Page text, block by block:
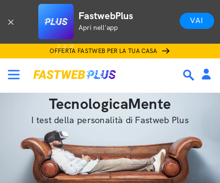
FastwebPlus
Apri nell'app
VAI
OFFERTA FASTWEB PER LA TUA CASA
TecnologicaMente
I test della personalità di Fastweb Plus